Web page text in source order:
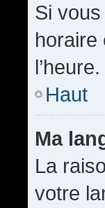
Si
horaire
Haut
Ma
La
votre